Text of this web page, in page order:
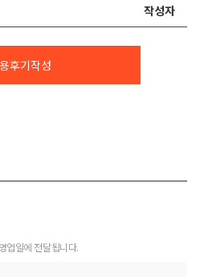
작성자
후기작성
업일에 전달됩니다.